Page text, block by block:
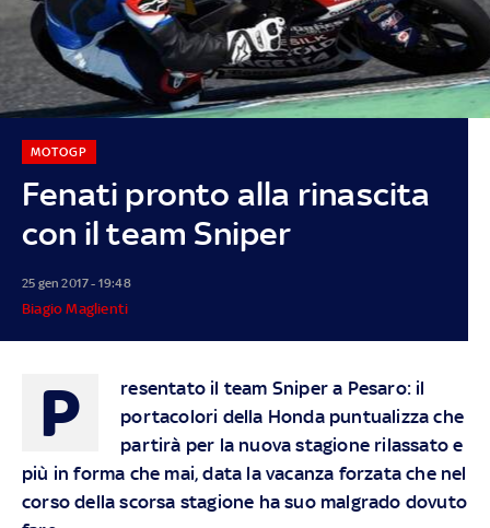
Fenati pronto alla rinascita
con il team Sniper
MOTOGP
25 gen 2017 - 19:48
Biagio Maglienti
P
resentato il team Sniper a Pesaro: il
portacolori della Honda puntualizza che
partirà per la nuova stagione rilassato e
più in forma che mai, data la vacanza forzata che nel
corso della scorsa stagione ha suo malgrado dovuto